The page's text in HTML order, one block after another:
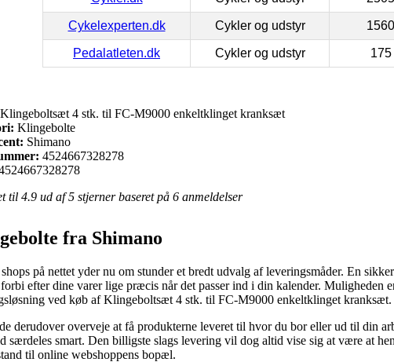
Cykelexperten.dk Cykler og udstyr 1560
Pedalatleten.dk Cykler og udstyr 175
Klingeboltsæt 4 stk. til FC-M9000 enkeltklinget kranksæt
Klingebolte
Shimano
4524667328278
til 4.9 ud af 5 stjerner baseret på 6 anmeldelser
fra Shimano
på nettet yder nu om stunder et bredt udvalg af leveringsmåder. En
efter dine varer lige præcis når det passer ind i din kalender. Muligheden
ved køb af Klingeboltsæt 4 stk. til FC-M9000 enkeltklinget kranksæt.
derudover overveje at få produkterne leveret til hvor du bor eller ud til din
særdeles smart. Den billigste slags levering vil dog altid vise sig at være at
til online webshoppens bopæl.